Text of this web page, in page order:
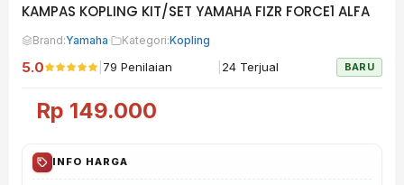
KAMPAS KOPLING KIT/SET YAMAHA FIZR FORCE1 ALFA
Brand:Yamaha· Kategori:Kopling
5.0 79 Penilaian 24 Terjual BARU
Rp 149.000
INFO HARGA